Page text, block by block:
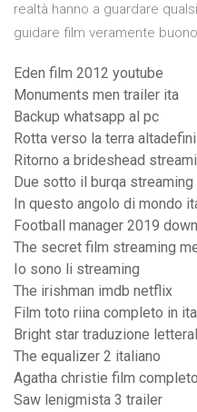
realtà hanno a guardare
guidare film veramente
Eden film 2012 youtube
Monuments men trailer ita
Backup whatsapp al pc
Rotta verso la terra
Ritorno a brideshead
Due sotto il burqa
In questo angolo di mondo
Football manager 2019
The secret film streaming
Io sono li streaming
The irishman imdb netflix
Film toto riina completo in
Bright star traduzione
The equalizer 2 italiano
Agatha christie film
Saw lenigmista 3 trailer